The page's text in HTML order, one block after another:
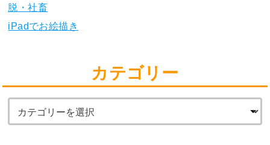
脱・社畜
iPadでお絵描き
カテゴリー